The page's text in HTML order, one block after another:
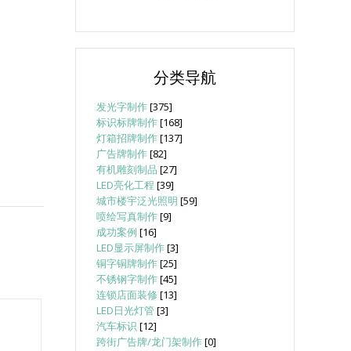
分类导航
发光字制作[375]
标识标牌制作[168]
灯箱招牌制作[137]
广告牌制作[82]
有机雕刻制品 [27]
LED亮化工程 [39]
城市楼宇泛光照明 [59]
喷绘写真制作[9]
成功案例 [16]
LED显示屏制作[3]
铜字铜牌制作[25]
不锈钢字制作[45]
连锁店面装修 [13]
LED日光灯管[3]
汽车标识 [12]
跨街广告牌/龙门架制作[0]